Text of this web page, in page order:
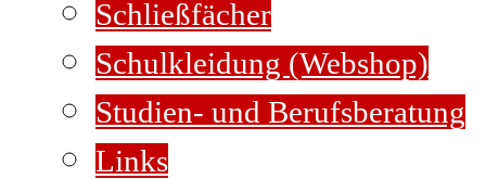
Schließfächer
Schulkleidung (Webshop)
Studien- und Berufsberatung
Links